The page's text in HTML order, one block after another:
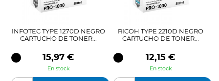
INFOTEC TYPE 1270D NEGRO
CARTUCHO DE TONER...
Precio
15,97 €
En stock
RICOH TYPE 2210D NEGRO
CARTUCHO DE TONER...
Precio
12,15 €
En stock